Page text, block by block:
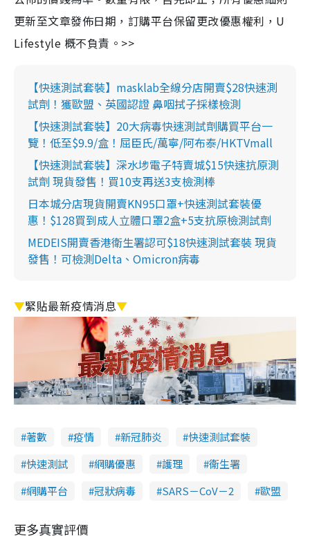
更新至文章發佈日期，訂購平台保留更改優惠權利，U
Lifestyle 概不負責。>>
【快速測試套裝】masklab全線分店開賣$28快速測
試劑！獲歐盟、英國認證 鼻咽拭子採樣檢測
【快速測試套裝】20大病毒快速測試劑購買平台一
覽！低至$9.9/盒！屈臣氏/萬寧/阿布泰/HKTVmall
【快速測試套裝】深水埗電子特賣城$15快速抗原測
試劑 現貨發售！買10支再送3支檢測棒
日本城分店現貨開賣KN95口罩+快速測試套裝優
惠！$128買到成人立體口罩2盒+5支抗原檢測試劑
MEDEIS開賣香港衛生署認可$18快速測試套裝 現貨
發售！可檢測Delta、Omicron病毒
▼緊貼最新疫情消息▼
著數 疫情 新冠肺炎
快速測試套裝
快速測試
網購優惠 護理
衞生署
網購平台
冠狀病毒 SARS－CoV－2 歐盟
更多真實評價